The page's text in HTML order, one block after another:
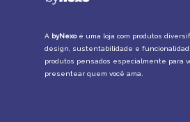
A byNexoé uma loja com produtos
design, sustentabilidade e
produtos pensados especialmente para
presentear quem você ama.